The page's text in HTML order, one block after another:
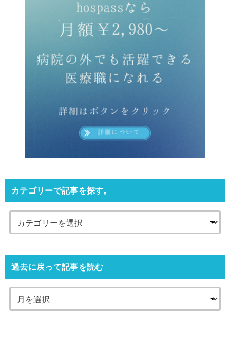
カテゴリーで記事を探す。
過去に戻って記事を読む